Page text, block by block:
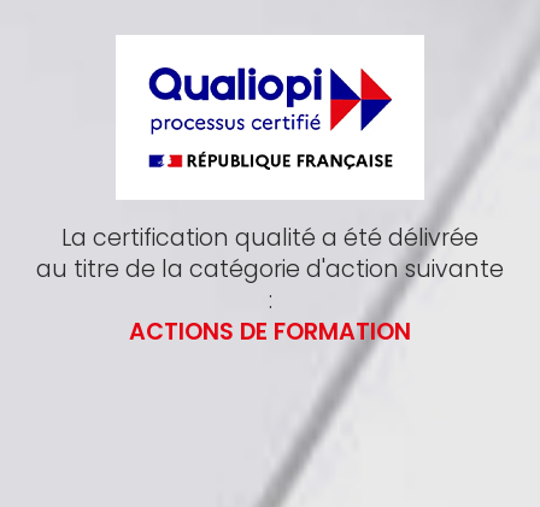
La certification qualité a été délivrée
au titre de la catégorie d'action suivante
:
ACTIONS DE FORMATION